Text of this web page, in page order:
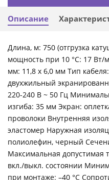
Описание
Длина, м: 750 (отгрузка
мощность при 10 °C: 17
мм: 11,8 х 6,0 мм Тип
двухжильный
220-240 В ~ 50 Гц
изгиба: 35 мм Экран:
проволоки Внутренняя
эластомер Наружная
полиолефин, черный
Максимальная допустимая
вкл./выкл. состоянии
при монтаже: –40 °С